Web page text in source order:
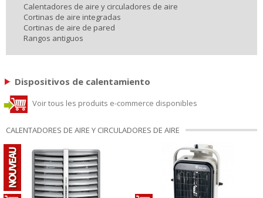
Calentadores de aire y circuladores de aire
Cortinas de aire integradas
Cortinas de aire de pared
Rangos antiguos
Dispositivos de calentamiento
Voir tous les produits e-commerce disponibles
CALENTADORES DE AIRE Y CIRCULADORES DE AIRE